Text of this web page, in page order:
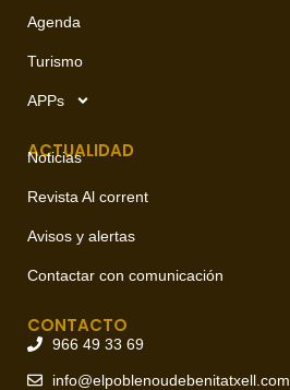
Agenda
Turismo
APPs
ACTUALIDAD
Noticias
Revista Al corrent
Avisos y alertas
Contactar con comunicación
CONTACTO
966 49 33 69
info@elpoblenoudebenitatxell.com